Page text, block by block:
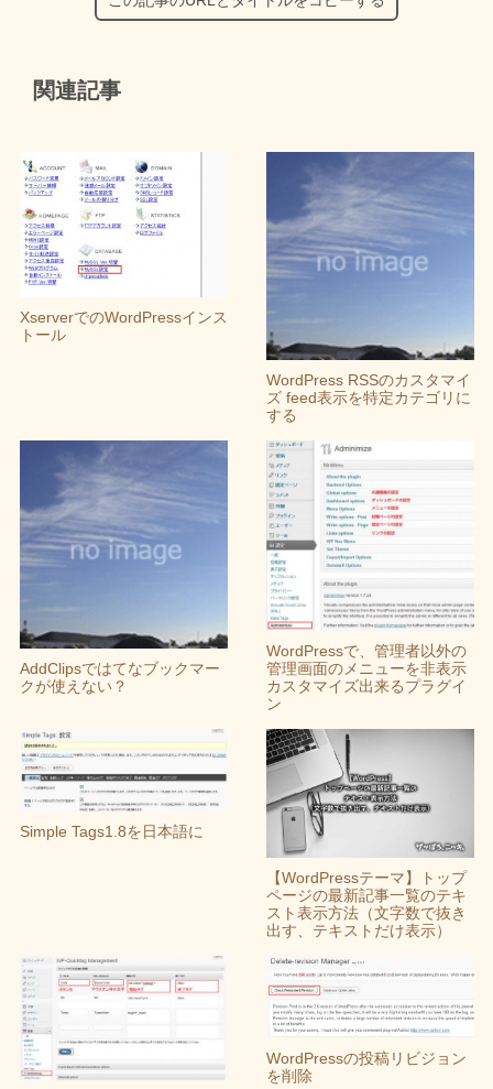
関連記事
XserverでのWordPressインス
トール
WordPress RSSのカスタマイ
ズ feed表示を特定カテゴリに
する
AddClipsではてなブックマー
クが使えない？
WordPressで、管理者以外の
管理画面のメニューを非表示
カスタマイズ出来るプラグイ
ン
Simple Tags1.8を日本語に
【WordPressテーマ】トップ
ページの最新記事一覧のテキ
スト表示方法（文字数で抜き
出す、テキストだけ表示）
WordPressの投稿リビジョン
を削除